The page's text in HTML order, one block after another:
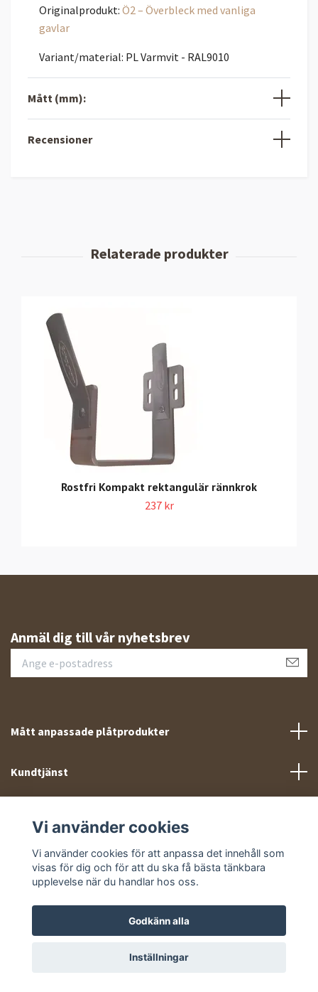
Originalprodukt: Ö2 – Överbleck med vanliga
gavlar
Variant/material: PL Varmvit - RAL9010
Mått (mm):
Recensioner
Rostfri Kompakt rektangulär rännkrok
237 kr
Anmäl dig till vår nyhetsbrev
Mått anpassade plåtprodukter
Kundtjänst
Sociala medier
© 2026 Takprofiler.se
Vi använder cookies
Vi använder cookies för att anpassa det innehåll som
visas för dig och för att du ska få bästa tänkbara
upplevelse när du handlar hos oss.
Godkänn alla
Inställningar